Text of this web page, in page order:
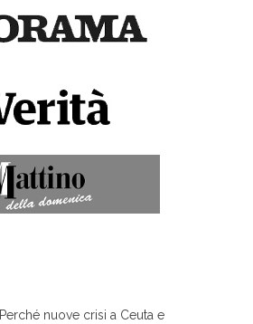
Perché nuove crisi a Ceuta e